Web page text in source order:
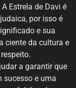
A Estrela de Davi é
por isso é
e sua
ciente da cultura e
a garantir que
sucesso e uma